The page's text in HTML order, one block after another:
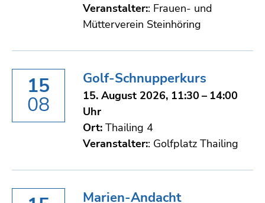
Veranstalter:: Frauen- und
Mütterverein Steinhöring
15
08
Golf-Schnupperkurs
15. August 2026, 11:30 – 14:00
Uhr
Ort: Thailing 4
Veranstalter:: Golfplatz Thailing
Marien-Andacht